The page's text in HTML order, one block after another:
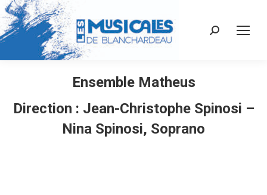
Recherche
Ensemble Matheus
Direction : Jean-Christophe Spinosi –
Nina Spinosi, Soprano